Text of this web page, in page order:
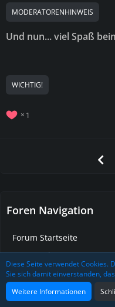
MODERATORENHINWEIS
Und nun... viel Spaß
WICHTIG!
1
Foren Navigation
Forum Startseite
Community
Voice2Play Forum
ArmA 3 - Neighbourhood-
Diese Seite verwendet Cookies.
Sie sich damit einverstanden,
Weitere Informationen